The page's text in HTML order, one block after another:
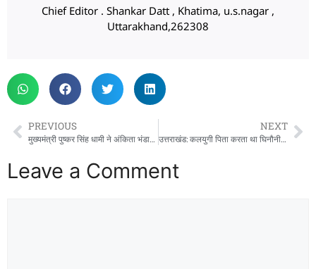
Chief Editor . Shankar Datt , Khatima, u.s.nagar ,
Uttarakhand,262308
PREVIOUS
मुख्यमंत्री पुष्कर सिंह धामी ने अंकिता भंडारी प्रकरण में CBI जांच की संस्तुति की
NEXT
उत्तराखंड: कलयुगी पिता करता था घिनौनी हरकतें, घर से भागी नाबालिग बहनें.. दिल्ली से बरामद
Leave a Comment